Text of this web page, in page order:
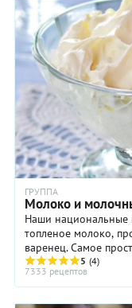
ГРУППА
Молоко и
Наши национальные
топленое молоко,
варенец. Самое простое в изготовлении – простокваша.
Простоквашу не надо
5 (4)
7333 рецептов